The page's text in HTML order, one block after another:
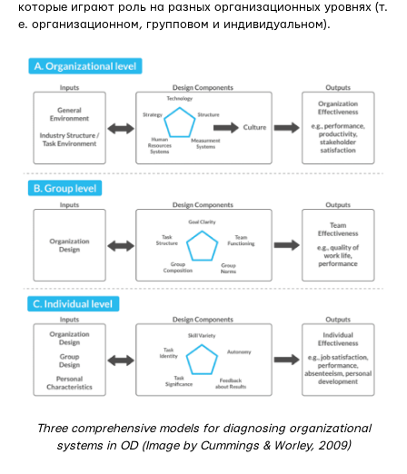
которые играют роль на разных организационных уровнях (т.
е. организационном, групповом и индивидуальном).
Three comprehensive models for diagnosing organizational
systems in OD (Image by Cummings & Worley, 2009)